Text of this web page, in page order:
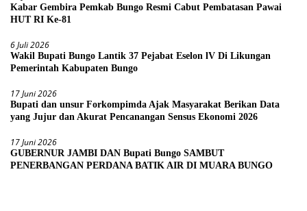
Kabar Gembira Pemkab Bungo Resmi Cabut Pembatasan Pawai
HUT RI Ke-81
6 Juli 2026
Wakil Bupati Bungo Lantik 37 Pejabat Eselon lV Di Likungan
Pemerintah Kabupaten Bungo
17 Juni 2026
Bupati dan unsur Forkompimda Ajak Masyarakat Berikan Data
yang Jujur dan Akurat Pencanangan Sensus Ekonomi 2026
17 Juni 2026
GUBERNUR JAMBI DAN Bupati Bungo SAMBUT
PENERBANGAN PERDANA BATIK AIR DI MUARA BUNGO